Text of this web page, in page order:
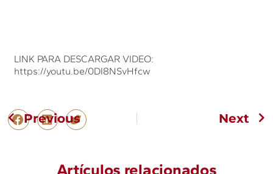
LINK PARA DESCARGAR VIDEO:
https://youtu.be/0DI8NSvHfcw
Previous Next
Artículos relacionados